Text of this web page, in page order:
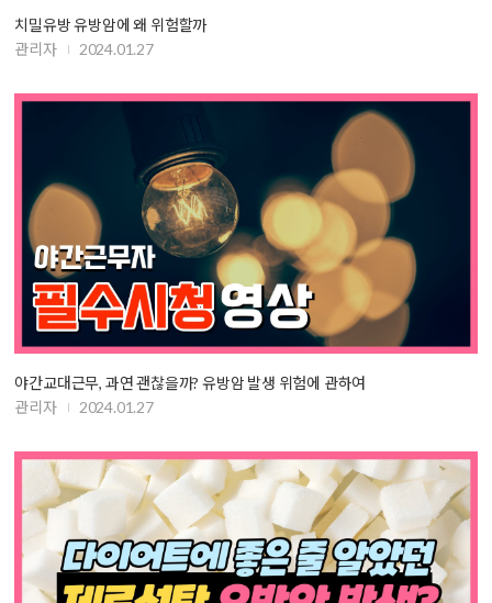
치밀유방 유방암에 왜 위험할까
관리자
2024.01.27
야간교대근무, 과연 괜찮을까? 유방암 발생 위험에 관하여
관리자
2024.01.27